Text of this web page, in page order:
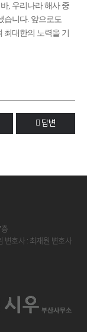
, 우리나라 해사 중
습니다. 앞으로도
대한의 노력을 기
답변
변호사 : 최재원 변호사